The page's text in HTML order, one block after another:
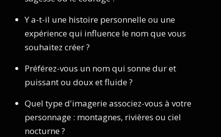
Y a-t-il une histoire personnelle ou une
expérience qui influence le nom que vous
souhaitez créer ?
Préférez-vous un nom qui sonne dur et
puissant ou doux et fluide ?
Quel type d'imagerie associez-vous à votre
personnage : montagnes, rivières ou ciel
nocturne ?